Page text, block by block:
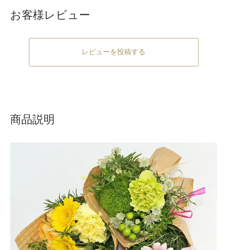
お客様レビュー
レビューを投稿する
商品説明